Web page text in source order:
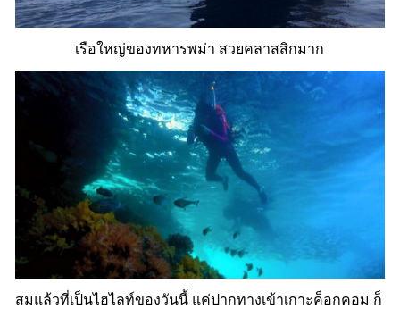
เรือใหญ่ของทหารพม่า สวยคลาสสิกมาก
สมแล้วที่เป็นไฮไลท์ของวันนี้ แค่ปากทางเข้าเกาะค็อกคอม ก็